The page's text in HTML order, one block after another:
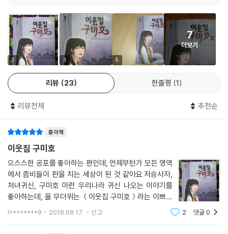
년 전부터 그 동네에 있었다는 ‘환생 장의사’ 앞을 배회하다 보지 말아야 할
것을 보고 만다. 사람인지 귀신인지 알 수 없는 흉측한 몰골로 장의사 앞을
지나치는 사나이를 보고는 공포심보다는 좋은 소재를 찾았다는 기쁨에 들
뜬다. 앞으로 닥칠 무시무시한 일을 짐작조차 하지 못한 채…….
이 털어놓는 이야기 속에는 그 사회의 산 사람들이 겪고 있는 현실적 문제
나 마음속 깊이 숨겨둔 어두운 감정이 고스란히 투영되는 경우가 많다. 그
사회의 구성원들이 느끼는 죄책감, 불안감, 상실감, 억울함 등 부정적 감정
이 온전히 해소되지 않을 때 귀신의 형태를 띠고 나타난다는 해석은 전 세
계 공통이다. 그래서 귀신이 어디에서 출몰했느냐는 곧 그 사회의 어느 부
분이 병들어 있는지를 알아보는 척도가 될 수 있다.
처녀 귀신 이야기가 많았던 것은 우연이 아니다. 계부, 계모에 대한 양자 살
대한 학대로 인해 거의 죽을 지경에 이른 며느리들의 속을 달래준 건, 죽은
며느리가 귀신이 되어 보복하는 이야기였을 것이다. 귀신 이야기는 이렇듯
한 사회의 비뚤어진 측면에 대한 일종의 경고장이기도 하고 억울한 사연을
지닌 사람의 분을 풀어주는 대리만족 기제이기도 했다. 그래서 비현실적으
로 느껴지는 귀신 이야기야말로 지금의 현실을 가장 신랄하게 바라보는 작
업일 수 있다.
3 3 5
7
더보기
리뷰 23 한줄평 1
리뷰전체 추천순
종이책
이웃집 구미호
으스스한 공포를 좋아하는 편인데, 언제부턴가 모든 영역
에서 좀비들이 판을 치는 세상이 된 것 같아요.저승사자,
처녀귀신, 구미호 이런 우리나라 귀신 나오는 이야기를
좋아하는데, 올 무더위는 ＜이웃집 구미호＞라는 이쁘장
한 소녀 삽화로 장식된 책으로 견딜 수 있었던 것 같습니
l********9 2018.08.17. 신고 2 댓글0